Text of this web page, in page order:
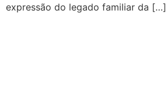
expressão do legado familiar da […]